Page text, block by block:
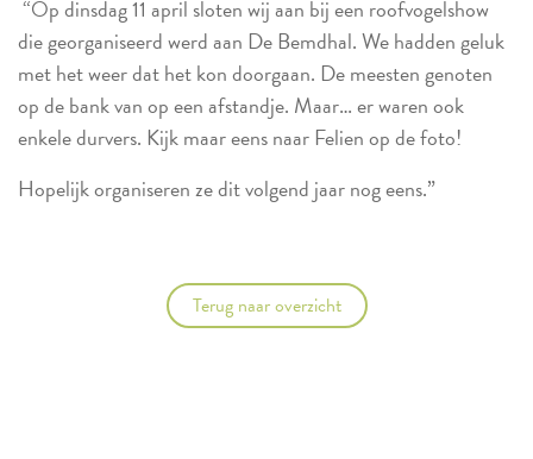
“Op dinsdag 11 april sloten wij aan bij een roofvogelshow
die georganiseerd werd aan De Bemdhal. We hadden geluk
met het weer dat het kon doorgaan. De meesten genoten
op de bank van op een afstandje. Maar… er waren ook
enkele durvers. Kijk maar eens naar Felien op de foto!
Hopelijk organiseren ze dit volgend jaar nog eens.”
Terug naar overzicht